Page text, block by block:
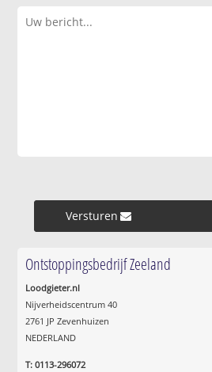
Versturen »
Ontstoppingsbedrijf Zeeland
Loodgieter.nl
Nijverheidscentrum 40
2761 JP Zevenhuizen
NEDERLAND
T: 0113-296072